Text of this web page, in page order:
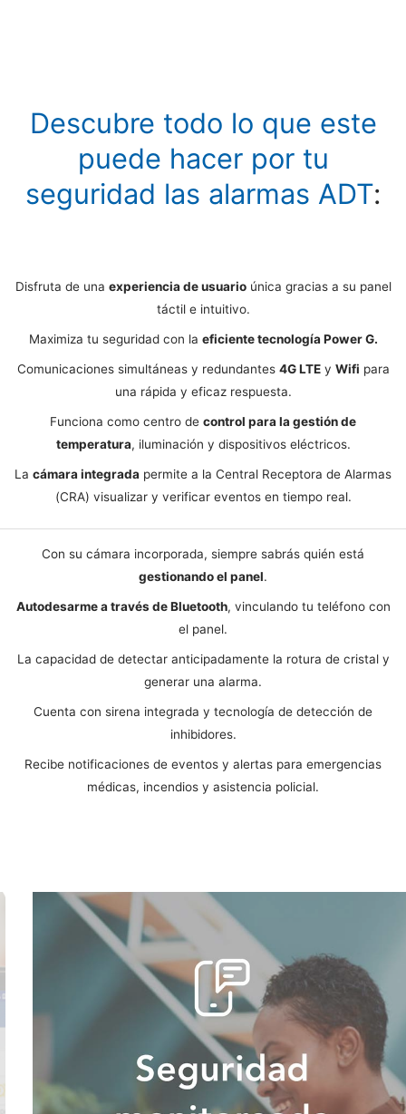
Descubre todo lo que este
puede hacer por tu
seguridad las alarmas ADT:
Disfruta de una experiencia de usuarioúnica gracias a su panel
táctil e intuitivo.
Maximiza tu seguridad con la eficiente tecnología Power G.
Comunicaciones simultáneas y redundantes 4G LTEy Wifi para
una rápida y eficaz respuesta.
Funciona como centro de control para la gestión de
temperatura, iluminación y dispositivos eléctricos.
La cámara integrada permite a la Central Receptora de Alarmas
(CRA) visualizar y verificar eventos en tiempo real.
Con su cámara incorporada, siempre sabrás quién está
gestionando el panel.
Autodesarme a través de Bluetooth, vinculando tu teléfono con
el panel.
La capacidad de detectar anticipadamente la rotura de cristal y
generar una alarma.
Cuenta con sirena integrada y tecnología de detección de
inhibidores.
Recibe notificaciones de eventos y alertas para emergencias
médicas, incendios y asistencia policial.